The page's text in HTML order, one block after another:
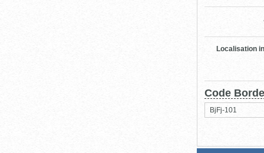
Localisation
Code
BjFj-101